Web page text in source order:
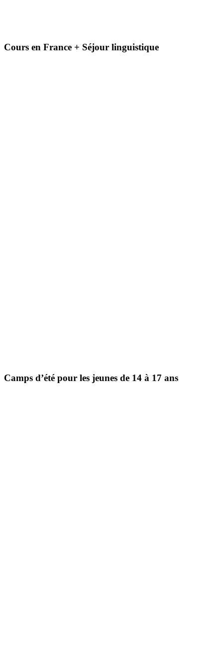
Cours en France + Séjour linguistique
Camps d’été pour les jeunes de 14 à 17 ans